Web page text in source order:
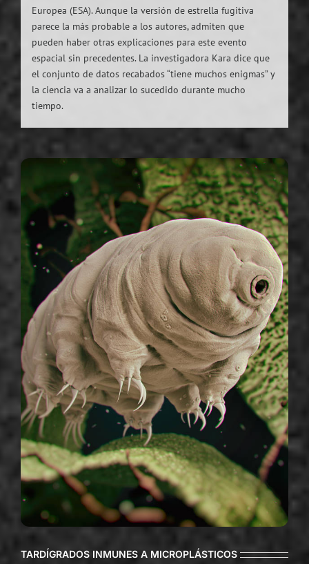
Europea (ESA). Aunque la versión de estrella fugitiva
parece la más probable a los autores, admiten que
pueden haber otras explicaciones para este evento
espacial sin precedentes. La investigadora Kara dice que
el conjunto de datos recabados “tiene muchos enigmas” y
la ciencia va a analizar lo sucedido durante mucho
tiempo.
TARDÍGRADOS INMUNES A MICROPLÁSTICOS